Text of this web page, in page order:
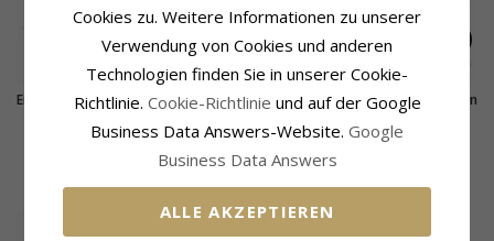
Einhorn Ohrstecker in
Einhorn Emaille
Little Ones
Einhorn Ohrstecker in
Silber - Little Ones
Cookies zu. Weitere Informationen zu unserer
Verwendung von Cookies und anderen
Technologien finden Sie in unserer Cookie-
Richtlinie. Cookie-Richtlinie und auf der Google
Business Data Answers-Website. Google
Business Data Answers
ALLE AKZEPTIEREN